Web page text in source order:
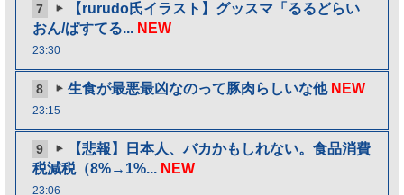
7
【rurudo氏イラスト】グッスマ「るるどらい
おん/ぱすてる... NEW
23:30
8 生食が最悪最凶なのって豚肉らしいな他 NEW
23:15
9
【悲報】日本人、バカかもしれない。食品消費
税減税（8%→1%... NEW
23:06